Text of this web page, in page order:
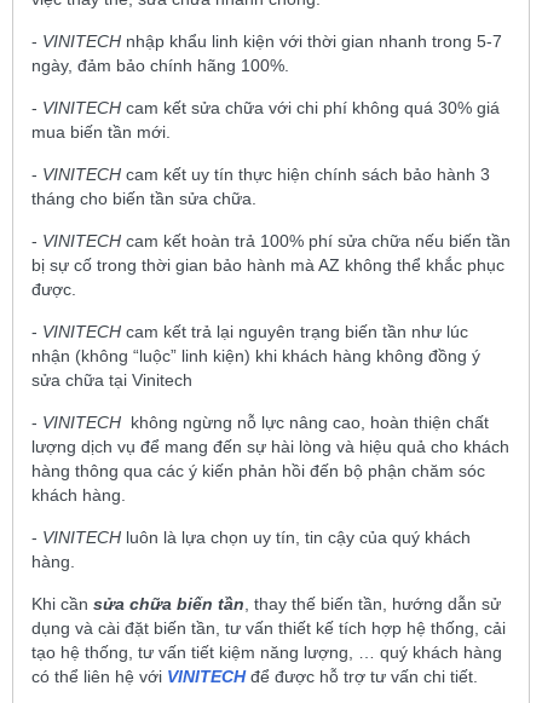
- VINITECH nhập khẩu linh kiện với thời gian nhanh trong 5-7
ngày, đảm bảo chính hãng 100%.
- VINITECH cam kết sửa chữa với chi phí không quá 30% giá
mua biến tần mới.
- VINITECH cam kết uy tín thực hiện chính sách bảo hành 3
tháng cho biến tần sửa chữa.
- VINITECH cam kết hoàn trả 100% phí sửa chữa nếu biến tần
bị sự cố trong thời gian bảo hành mà AZ không thể khắc phục
được.
- VINITECH cam kết trả lại nguyên trạng biến tần như lúc
nhận (không “luộc” linh kiện) khi khách hàng không đồng ý
sửa chữa tại Vinitech
- VINITECH không ngừng nỗ lực nâng cao, hoàn thiện chất
lượng dịch vụ để mang đến sự hài lòng và hiệu quả cho khách
hàng thông qua các ý kiến phản hồi đến bộ phận chăm sóc
khách hàng.
- VINITECH luôn là lựa chọn uy tín, tin cậy của quý khách
hàng.
Khi cần sửa chữa biến tần, thay thế biến tần, hướng dẫn sử
dụng và cài đặt biến tần, tư vấn thiết kế tích hợp hệ thống, cải
tạo hệ thống, tư vấn tiết kiệm năng lượng, … quý khách hàng
có thể liên hệ với VINITECHđể được hỗ trợ tư vấn chi tiết.